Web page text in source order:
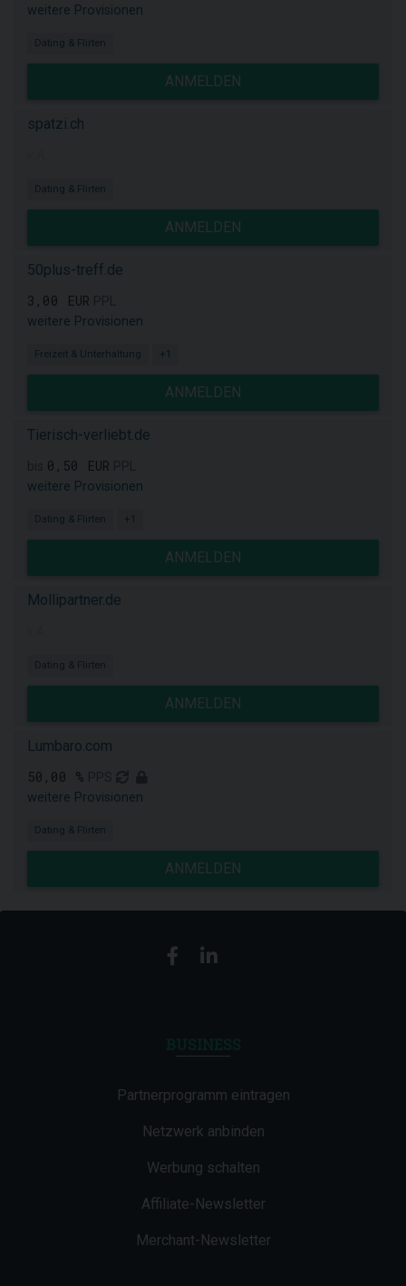
weitere Provisionen
Dating & Flirten
ANMELDEN
spatzi.ch
Dating & Flirten
ANMELDEN
50plus-treff.de
3,00 EUR
weitere Provisionen
Freizeit & Unterhaltung +1
ANMELDEN
Tierisch-verliebt.de
0,50 EUR
weitere Provisionen
Dating & Flirten +1
ANMELDEN
Mollipartner.de
Dating & Flirten
ANMELDEN
Lumbaro.com
50,00 %
weitere Provisionen
Dating & Flirten
ANMELDEN
Partnerprogramm eintragen
Netzwerk anbinden
Werbung schalten
Affiliate-Newsletter
Merchant-Newsletter